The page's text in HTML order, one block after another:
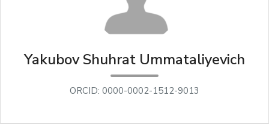
Yakubov Shuhrat Ummataliyevich
ORCID: 0000-0002-1512-9013